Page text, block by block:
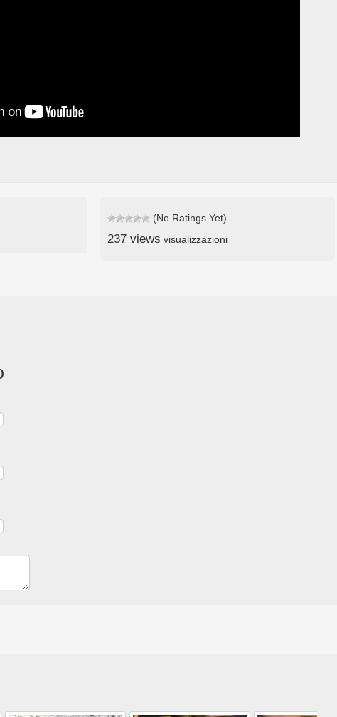
(No Ratings Yet)
237 views visualizzazioni